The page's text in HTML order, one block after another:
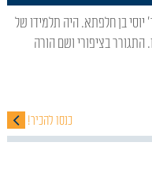
בציפורי ושם הורה
כנסו להכיר!